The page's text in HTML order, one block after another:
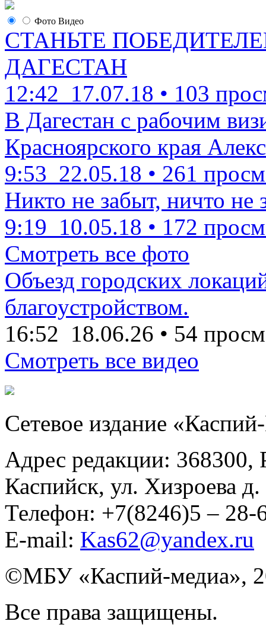
Фото Видео
СТАНЬТЕ
ДАГЕСТАН
12:42 17.07.18 • 103
В Дагестан с рабочим
Красноярского края
9:53 22.05.18 • 261
Никто не забыт, ничто не
9:19 10.05.18 • 172
Смотреть все фото
Объезд городских
благоустройством.
16:52 18.06.26 • 54
Смотреть все видео
Сетевое издание
Адрес редакции: 368300,
Каспийск, ул. Хизроева
Телефон: +7(8246)5 –
E-mail: Kas62@yandex.ru
©️МБУ «Каспий-медиа»,
Все права защищены.